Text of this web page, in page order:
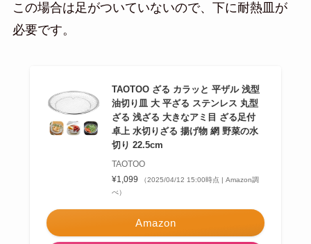
この場合は足がついていないので、下に耐熱皿が
必要です。
TAOTOO ざる カラッと 平ザル 浅型
油切り皿 大 平ざる ステンレス 丸型
ざる 浅ざる 大きなアミ目 ざる足付
卓上 水切りざる 揚げ物 網 野菜の水
切り 22.5cm
TAOTOO
¥1,099
（2025/04/12 15:00時点 | Amazon調
べ）
Amazon